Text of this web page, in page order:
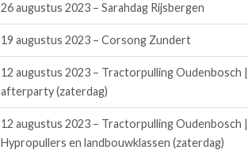
26 augustus 2023 – Sarahdag Rijsbergen
19 augustus 2023 – Corsong Zundert
12 augustus 2023 – Tractorpulling Oudenbosch |
afterparty (zaterdag)
12 augustus 2023 – Tractorpulling Oudenbosch |
Hypropullers en landbouwklassen (zaterdag)